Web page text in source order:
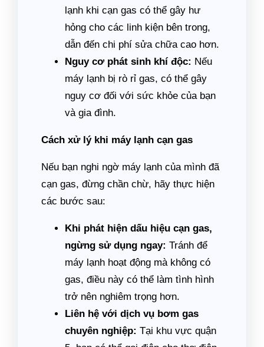
lạnh khi cạn gas có thể gây hư
hỏng cho các linh kiện bên trong,
dẫn đến chi phí sửa chữa cao hơn.
Nguy cơ phát sinh khí độc: Nếu
máy lạnh bị rò rỉ gas, có thể gây
nguy cơ đối với sức khỏe của bạn
và gia đình.
Cách xử lý khi máy lạnh cạn gas
Nếu bạn nghi ngờ máy lạnh của mình đã
cạn gas, đừng chần chừ, hãy thực hiện
các bước sau:
Khi phát hiện dấu hiệu cạn gas,
ngừng sử dụng ngay: Tránh để
máy lạnh hoạt động mà không có
gas, điều này có thể làm tình hình
trở nên nghiêm trọng hơn.
Liên hệ với dịch vụ bơm gas
chuyên nghiệp: Tại khu vực quận